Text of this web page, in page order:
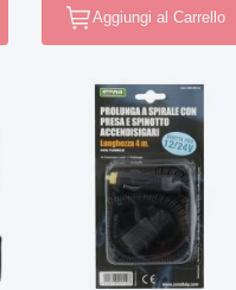
Aggiungi al Carrello